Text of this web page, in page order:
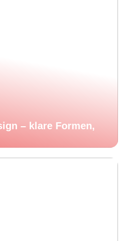
– klare Formen,